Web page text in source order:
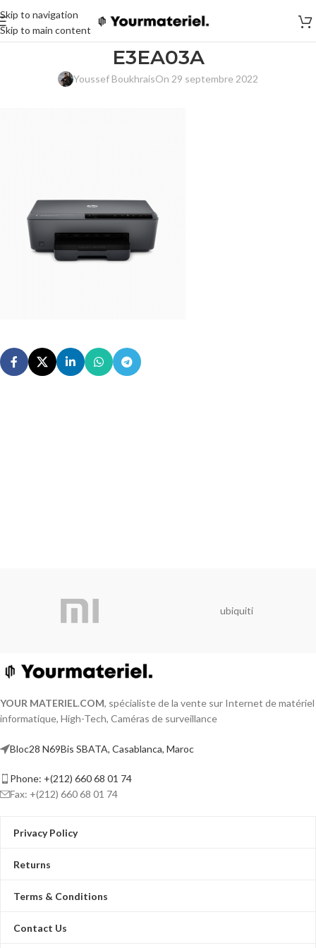
Skip to navigation
Skip to main content
E3EA03A
Youssef BoukhraisOn 29 septembre 2022
ubiquiti
YOUR MATERIEL.COM, spécialiste de la vente sur Internet de matériel
informatique, High-Tech, Caméras de surveillance
Bloc28 N69Bis SBATA, Casablanca, Maroc
Phone: +(212) 660 68 01 74
Fax: +(212) 660 68 01 74
Privacy Policy
Returns
Terms & Conditions
Contact Us